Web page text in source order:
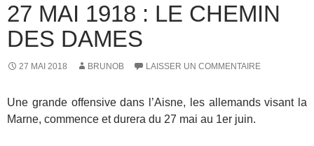
27 MAI 1918 : LE CHEMIN
DES DAMES
27 MAI 2018 BRUNOB LAISSER UN COMMENTAIRE
Une grande offensive dans l’Aisne, les allemands visant la
Marne, commence et durera du 27 mai au 1er juin.